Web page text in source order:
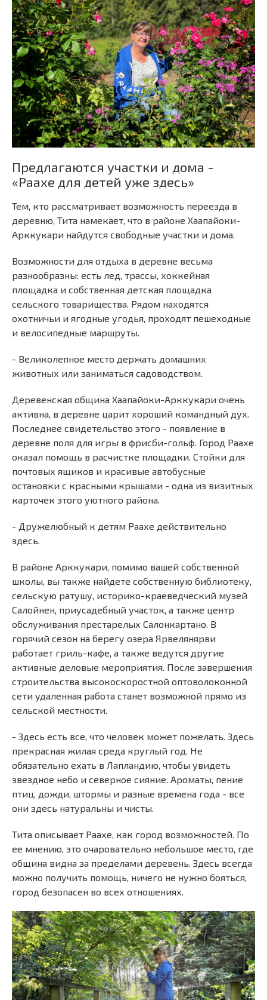
Предлагаются участки и дома -
«Раахе для детей уже здесь»
Тем, кто рассматривает возможность переезда в
деревню, Тита намекает, что в районе Хаапайоки-
Арккукари найдутся свободные участки и дома.
Возможности для отдыха в деревне весьма
разнообразны: есть лед, трассы, хоккейная
площадка и собственная детская площадка
сельского товарищества. Рядом находятся
охотничьи и ягодные угодья, проходят пешеходные
и велосипедные маршруты.
- Великолепное место держать домашних
животных или заниматься садоводством.
Деревенская община Хаапайоки-Арккукари очень
активна, в деревне царит хороший командный дух.
Последнее свидетельство этого - появление в
деревне поля для игры в фрисби-гольф. Город Раахе
оказал помощь в расчистке площадки. Стойки для
почтовых ящиков и красивые автобусные
остановки с красными крышами - одна из визитных
карточек этого уютного района.
- Дружелюбный к детям Раахе действительно
здесь.
В районе Арккукари, помимо вашей собственной
школы, вы также найдете собственную библиотеку,
сельскую ратушу, историко-краеведческий музей
Салойнен, приусадебный участок, а также центр
обслуживания престарелых Салонкартано. В
горячий сезон на берегу озера Ярвелянярви
работает гриль-кафе, а также ведутся другие
активные деловые мероприятия. После завершения
строительства высокоскоростной оптоволоконной
сети удаленная работа станет возможной прямо из
сельской местности.
- Здесь есть все, что человек может пожелать. Здесь
прекрасная жилая среда круглый год. Не
обязательно ехать в Лапландию, чтобы увидеть
звездное небо и северное сияние. Ароматы, пение
птиц, дожди, штормы и разные времена года - все
они здесь натуральны и чисты.
Тита описывает Раахе, как город возможностей. По
ее мнению, это очаровательно небольшое место, где
община видна за пределами деревень. Здесь всегда
можно получить помощь, ничего не нужно бояться,
город безопасен во всех отношениях.